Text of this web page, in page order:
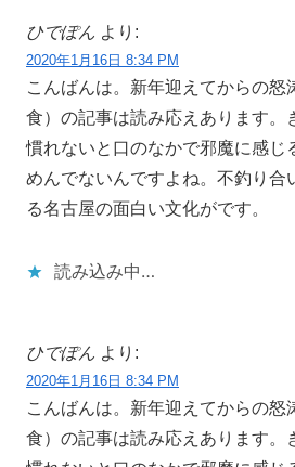
ひでぽん より:
2020年1月16日 8:34 PM
こんばんは。新年迎えてからの怒
食）の記事は読み応えあります。
慣れないと口のなかで邪魔に感じ
めんでないんですよね。不釣り合
る名古屋の面白い文化がです。
読み込み中…
ひでぽん より:
2020年1月16日 8:34 PM
こんばんは。新年迎えてからの怒
食）の記事は読み応えあります。